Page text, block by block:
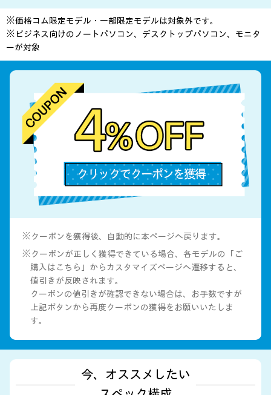
※価格コム限定モデル・一部限定モデルは対象外です。
※ビジネス向けのノートパソコン、デスクトップパソコン、モニタ
ーが対象
※クーポンを獲得後、自動的に本ページへ戻ります。
※クーポンが正しく獲得できている場合、各モデルの「ご
購入はこちら」からカスタマイズページへ遷移すると、
値引きが反映されます。
クーポンの値引きが確認できない場合は、お手数ですが
上記ボタンから再度クーポンの獲得をお願いいたしま
す。
今、オススメしたい